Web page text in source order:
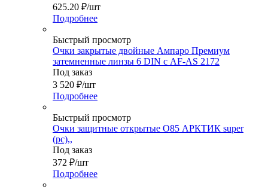
625.20 ₽/шт
Подробнее
Быстрый просмотр
Очки закрытые двойные Ампаро Премиум
затемненные линзы 6 DIN с AF-AS 2172
Под заказ
3 520 ₽/шт
Подробнее
Быстрый просмотр
Очки защитные открытые О85 АРКТИК super
(pc),,
Под заказ
372 ₽/шт
Подробнее